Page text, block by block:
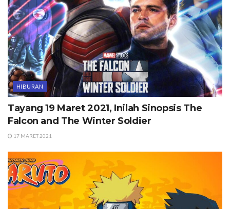
HIBURAN
Tayang 19 Maret 2021, Inilah Sinopsis The
Falcon and The Winter Soldier
17 MARET 2021